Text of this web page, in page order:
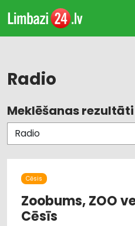
Radio
Visas nozares
Internetveikali, e-
tirdzniecība
Elektroniskās ierīces,
Meklēšanas rezultāti
Cēsis
Zoobums, ZOO
Cēsīs